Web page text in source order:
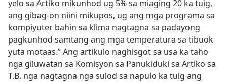
yelo sa Artiko mikunhod ug 5% sa miaging 20 ka tuig,
ang gibag-on niini mikupos, ug ang mga programa sa
kompiyuter bahin sa klima nagtagna sa padayong
pagkunhod samtang ang mga temperatura sa tibuok
yuta motaas.” Ang artikulo naghisgot sa usa ka taho
nga giluwatan sa Komisyon sa Panukiduki sa Artiko sa
T.B. nga nagtagna nga sulod sa napulo ka tuig ang